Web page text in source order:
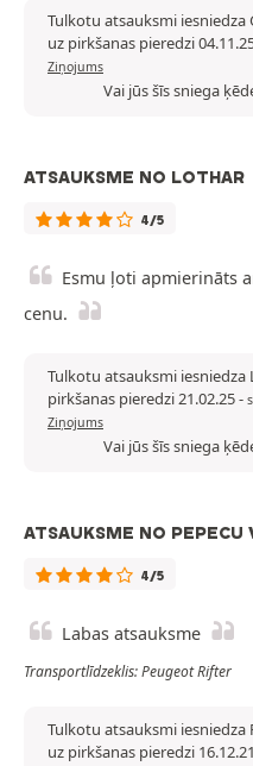
Tulkotu atsauksmi iesniedza
uz pirkšanas pieredzi
Ziņojums
Vai jūs šīs sniega
ATSAUKSME NO LOTHAR
4/5
Esmu ļoti apmierināts
cenu.
Tulkotu atsauksmi
pirkšanas pieredzi 21.02.25-
Ziņojums
Vai jūs šīs sniega
ATSAUKSME NO PEPECU
4/5
Labas atsauksme
Transportlīdzeklis: Peugeot Rifter
Tulkotu atsauksmi iesniedza
uz pirkšanas pieredzi 16.12.21